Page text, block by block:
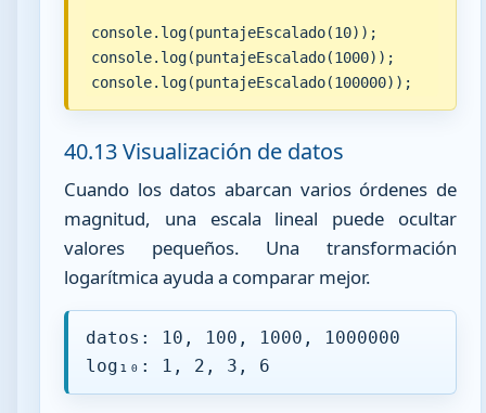
console.log(puntajeEscalado(10));
console.log(puntajeEscalado(1000));
console.log(puntajeEscalado(100000));
40.13 Visualización de datos
Cuando los datos abarcan varios órdenes de
magnitud, una escala lineal puede ocultar
valores pequeños. Una transformación
logarítmica ayuda a comparar mejor.
datos: 10, 100, 1000, 1000000
log₁₀: 1, 2, 3, 6